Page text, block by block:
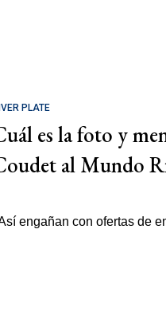
PLATE
es la foto y
al Mundo